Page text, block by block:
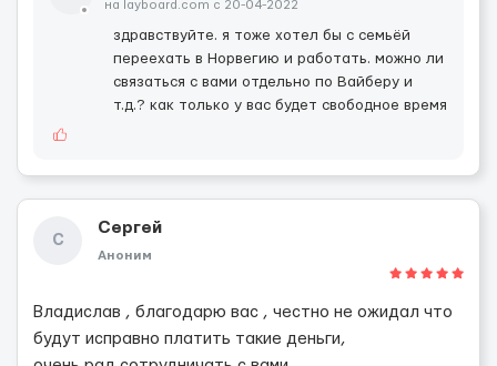
на layboard.com c 20-04-2022
здравствуйте. я тоже хотел бы с семьёй
переехать в Норвегию и работать. можно ли
связаться с вами отдельно по Вайберу и
т.д.? как только у вас будет свободное время
С
Сергей
Аноним
Владислав , благодарю вас , честно не ожидал что
будут исправно платить такие деньги,